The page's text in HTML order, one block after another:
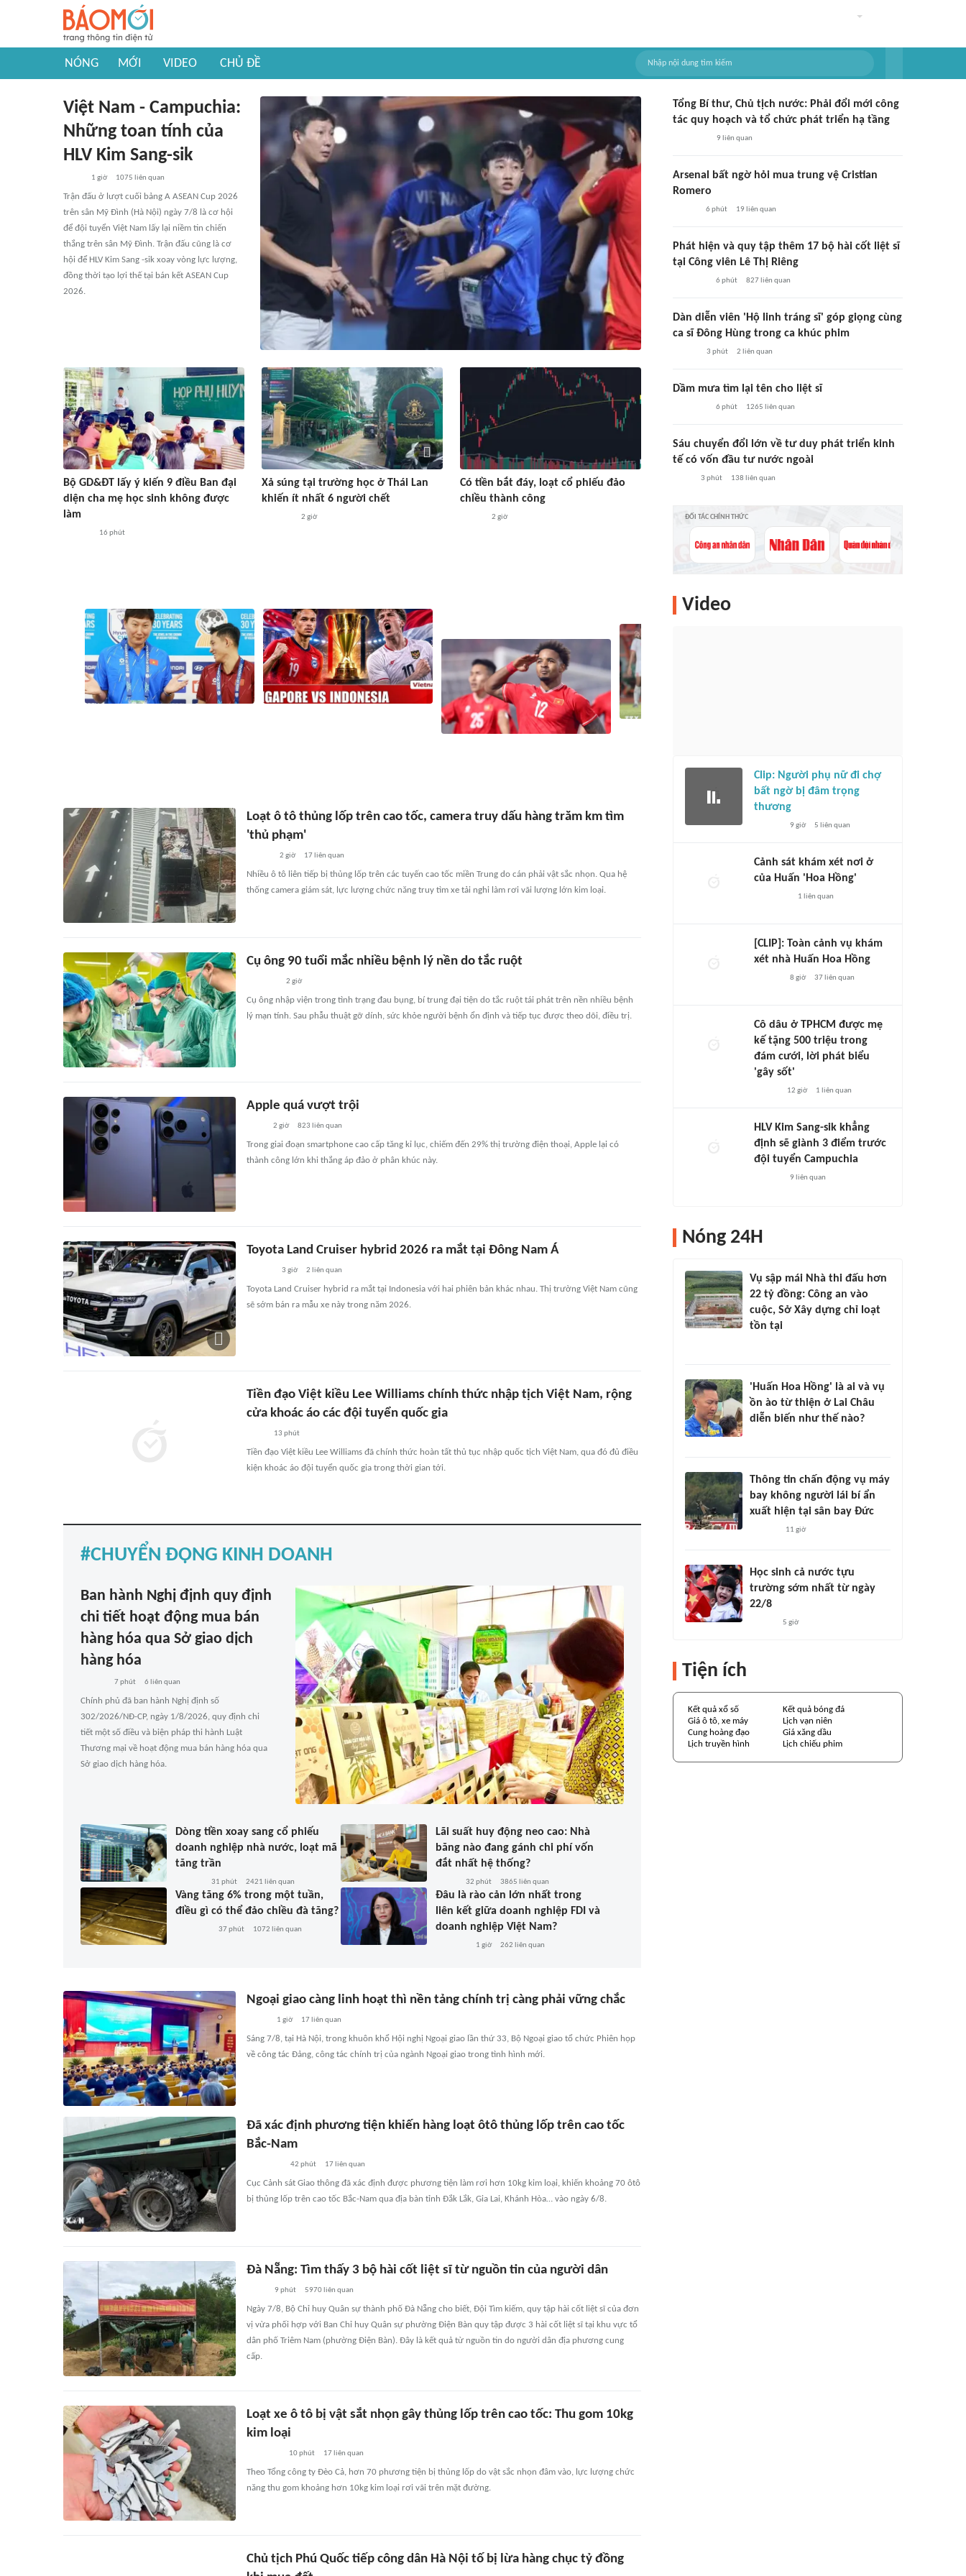
NÓNG MỚI VIDEO CHỦ ĐỀ
Việt Nam - Campuchia:
Những toan tính của
HLV Kim Sang-sik
1 giờ 1075 liên quan
Trận đấu ở lượt cuối bảng A ASEAN Cup 2026
trên sân Mỹ Đình (Hà Nội) ngày 7/8 là cơ hội
để đội tuyển Việt Nam lấy lại niềm tin chiến
thắng trên sân Mỹ Đình. Trận đấu cũng là cơ
hội để HLV Kim Sang -sik xoay vòng lực lượng,
đồng thời tạo lợi thế tại bán kết ASEAN Cup
2026.
Bộ GD&ĐT lấy ý kiến 9 điều Ban đại
diện cha mẹ học sinh không được
làm
16 phút
Xả súng tại trường học ở Thái Lan
khiến ít nhất 6 người chết
2 giờ
Có tiền bắt đáy, loạt cổ phiếu đảo
chiều thành công
2 giờ
Loạt ô tô thủng lốp trên cao tốc, camera truy dấu hàng trăm km tìm
'thủ phạm'
2 giờ 17liên quan
Nhiều ô tô liên tiếp bị thủng lốp trên các tuyến cao tốc miền Trung do cán phải vật sắc nhọn. Qua hệ
thống camera giám sát, lực lượng chức năng truy tìm xe tải nghi làm rơi vãi lượng lớn kim loại.
Cụ ông 90 tuổi mắc nhiều bệnh lý nền do tắc ruột
2 giờ
Cụ ông nhập viện trong tình trạng đau bụng, bí trung đại tiện do tắc ruột tái phát trên nền nhiều bệnh
lý mạn tính. Sau phẫu thuật gỡ dính, sức khỏe người bệnh ổn định và tiếp tục được theo dõi, điều trị.
Apple quá vượt trội
2 giờ 823 liên quan
Trong giai đoạn smartphone cao cấp tăng kỉ lục, chiếm đến 29% thị trường điện thoại, Apple lại có
thành công lớn khi thắng áp đảo ở phân khúc này.
Toyota Land Cruiser hybrid 2026 ra mắt tại Đông Nam Á
3 giờ 2 liên quan
Toyota Land Cruiser hybrid ra mắt tại Indonesia với hai phiên bản khác nhau. Thị trường Việt Nam cũng
sẽ sớm bán ra mẫu xe này trong năm 2026.
Tiền đạo Việt kiều Lee Williams chính thức nhập tịch Việt Nam, rộng
cửa khoác áo các đội tuyển quốc gia
13 phút
Tiền đạo Việt kiều Lee Williams đã chính thức hoàn tất thủ tục nhập quốc tịch Việt Nam, qua đó đủ điều
kiện khoác áo đội tuyển quốc gia trong thời gian tới.
CHUYỂN ĐỘNG KINH DOANH
Ban hành Nghị định quy định
chi tiết hoạt động mua bán
hàng hóa qua Sở giao dịch
hàng hóa
7 phút 6 liên quan
Chính phủ đã ban hành Nghị định số
302/2026/NĐ-CP, ngày 1/8/2026, quy định chi
tiết một số điều và biện pháp thi hành Luật
Thương mại về hoạt động mua bán hàng hóa qua
Sở giao dịch hàng hóa.
Dòng tiền xoay sang cổ phiếu
doanh nghiệp nhà nước, loạt mã
tăng trần
31 phút 2421 liên quan
Lãi suất huy động neo cao: Nhà
băng nào đang gánh chi phí vốn
đắt nhất hệ thống?
32 phút 3865 liên quan
Vàng tăng 6% trong một tuần,
điều gì có thể đảo chiều đà tăng?
37 phút 1072 liên quan
Đâu là rào cản lớn nhất trong
liên kết giữa doanh nghiệp FDI và
doanh nghiệp Việt Nam?
1 giờ 262 liên quan
Ngoại giao càng linh hoạt thì nền tảng chính trị càng phải vững chắc
1 giờ 17 liên quan
Sáng 7/8, tại Hà Nội, trong khuôn khổ Hội nghị Ngoại giao lần thứ 33, Bộ Ngoại giao tổ chức Phiên họp
về công tác Đảng, công tác chính trị của ngành Ngoại giao trong tình hình mới.
Đã xác định phương tiện khiến hàng loạt ôtô thủng lốp trên cao tốc
Bắc-Nam
42 phút 17liên quan
Cục Cảnh sát Giao thông đã xác định được phương tiện làm rơi hơn 10kg kim loại, khiến khoảng 70 ôtô
bị thủng lốp trên cao tốc Bắc-Nam qua địa bàn tỉnh Đắk Lắk, Gia Lai, Khánh Hòa… vào ngày 6/8.
Đà Nẵng: Tìm thấy 3 bộ hài cốt liệt sĩ từ nguồn tin của người dân
9 phút 5970 liên quan
Ngày 7/8, Bộ Chỉ huy Quân sự thành phố Đà Nẵng cho biết, Đội Tìm kiếm, quy tập hài cốt liệt sĩ của đơn
vị vừa phối hợp với Ban Chỉ huy Quân sự phường Điện Bàn quy tập được 3 hài cốt liệt sĩ tại khu vực tổ
dân phố Triêm Nam (phường Điện Bàn). Đây là kết quả từ nguồn tin do người dân địa phương cung
cấp.
Loạt xe ô tô bị vật sắt nhọn gây thủng lốp trên cao tốc: Thu gom 10kg
kim loại
10 phút 17liên quan
Theo Tổng công ty Đèo Cả, hơn 70 phương tiện bị thủng lốp do vật sắc nhọn đâm vào, lực lượng chức
năng thu gom khoảng hơn 10kg kim loại rơi vãi trên mặt đường.
Chủ tịch Phú Quốc tiếp công dân Hà Nội tố bị lừa hàng chục tỷ đồng
Tổng Bí thư, Chủ tịch nước: Phải đổi mới công
tác quy hoạch và tổ chức phát triển hạ tầng
9 liên quan
Arsenal bất ngờ hỏi mua trung vệ Cristian
Romero
6 phút 19 liên quan
Phát hiện và quy tập thêm 17 bộ hài cốt liệt sĩ
tại Công viên Lê Thị Riêng
6 phút 827 liên quan
Dàn diễn viên 'Hộ linh tráng sĩ' góp giọng cùng
ca sĩ Đông Hùng trong ca khúc phim
3 phút 2 liên quan
Dầm mưa tìm lại tên cho liệt sĩ
6 phút 1265 liên quan
Sáu chuyển đổi lớn về tư duy phát triển kinh
tế có vốn đầu tư nước ngoài
3 phút 138 liên quan
ĐỐI TÁC CHÍNH THỨC
Video
Clip: Người phụ nữ đi chợ
bất ngờ bị đâm trọng
thương
9 giờ 5 liên quan
Cảnh sát khám xét nơi ở
của Huấn 'Hoa Hồng'
1 liên quan
[CLIP]: Toàn cảnh vụ khám
xét nhà Huấn Hoa Hồng
8 giờ 37liên quan
Cô dâu ở TPHCM được mẹ
kế tặng 500 triệu trong
đám cưới, lời phát biểu
'gây sốt'
12 giờ 1 liên quan
HLV Kim Sang-sik khẳng
định sẽ giành 3 điểm trước
đội tuyển Campuchia
9 liên quan
Nóng 24H
Vụ sập mái Nhà thi đấu hơn
22 tỷ đồng: Công an vào
cuộc, Sở Xây dựng chỉ loạt
tồn tại
'Huấn Hoa Hồng' là ai và vụ
ồn ào từ thiện ở Lai Châu
diễn biến như thế nào?
Thông tin chấn động vụ máy
bay không người lái bí ẩn
xuất hiện tại sân bay Đức
11 giờ
Học sinh cả nước tựu
trường sớm nhất từ ngày
22/8
5 giờ
Tiện ích
Kết quả xổ số
Kết quả bóng đá
Giá ô tô, xe máy
Lịch vạn niên
Cung hoàng đạo
Giá xăng dầu
Lịch truyền hình
Lịch chiếu phim